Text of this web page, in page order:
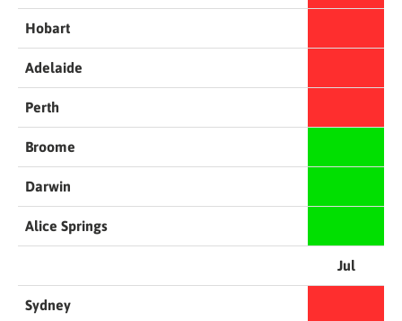
Hobart
Adelaide
Perth
Broome
Darwin
Alice Springs
Jul
Sydney